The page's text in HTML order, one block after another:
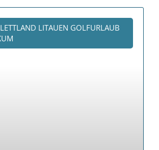
LITAUEN GOLFURLAUB